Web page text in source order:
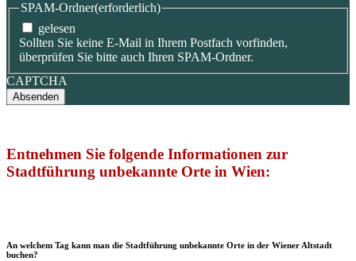
SPAM-Ordner(erforderlich)
gelesen
Sollten Sie keine E-Mail in Ihrem Postfach vorfinden,
überprüfen Sie bitte auch Ihren SPAM-Ordner.
CAPTCHA
Entnehmen Sie folgende Informationen zur
Stadtführung unbekannte Orte in Wien:
An welchem Tag kann man die Stadtführung unbekannte Orte in der Wiener Altstadt
buchen?